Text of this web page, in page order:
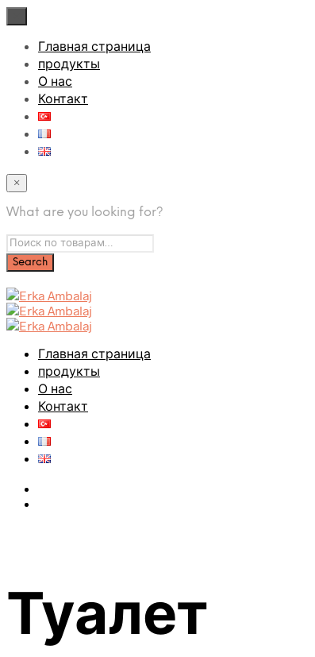
Главная страница
продукты
О нас
Контакт
×
What are you looking for?
Главная страница
продукты
О нас
Контакт
Туалет